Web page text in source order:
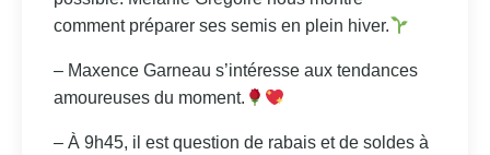
comment préparer ses semis en plein hiver.
– Maxence Garneau s’intéresse aux tendances
amoureuses du moment.
– À 9h45, il est question de rabais et de soldes à